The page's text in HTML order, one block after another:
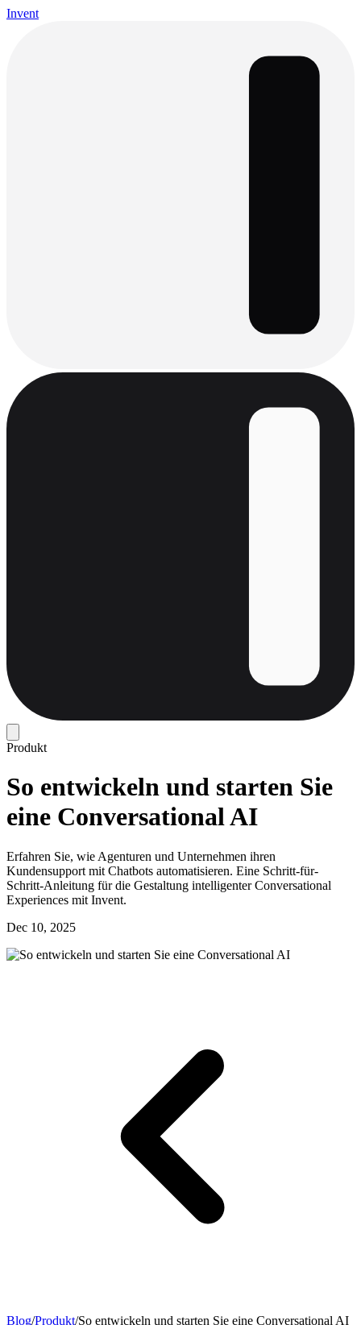
Invent
Produkt
So entwickeln und starten Sie
eine Conversational AI
Erfahren Sie, wie Agenturen und Unternehmen ihren
Kundensupport mit Chatbots automatisieren. Eine Schritt-für-
Schritt-Anleitung für die Gestaltung intelligenter Conversational
Experiences mit Invent.
Dec 10, 2025
Blog/Produkt/So entwickeln und starten Sie eine Conversational AI